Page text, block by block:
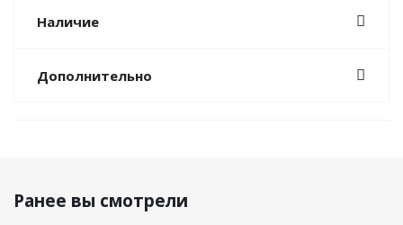
Наличие
Дополнительно
Ранее вы смотрели